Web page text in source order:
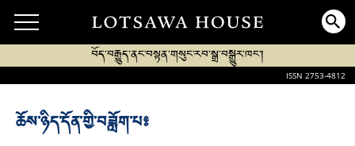
བོད་བརྒྱུད་ནང་བསྟན་གསུང་རབ་སྒྲ་བསྒྱུར་ཁང་།
ISSN 2753-4812
ཆོས་ཉིད་དོན་གྱི་བཟློག་པ༔